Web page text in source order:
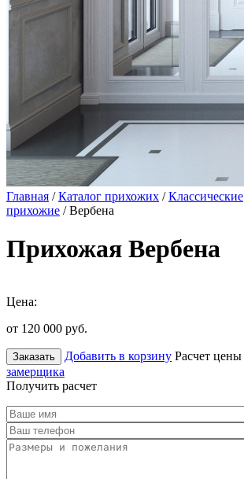
Главная /Каталог прихожих /Классические
прихожие / Вербена
Прихожая Вербена
Цена:
от 120 000 руб.
Заказать Добавить в корзину Расчет цены
замерщика
Получить расчет